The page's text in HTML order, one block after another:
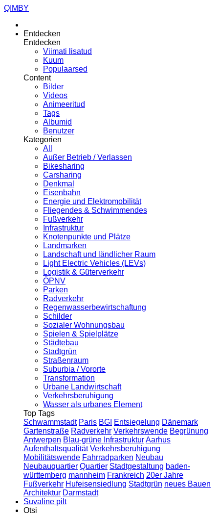
QIMBY
Entdecken
Entdecken
Viimati lisatud
Kuum
Populaarsed
Content
Bilder
Videos
Animeeritud
Tags
Albumid
Benutzer
Kategorien
All
Außer Betrieb / Verlassen
Bikesharing
Carsharing
Denkmal
Eisenbahn
Energie und Elektromobilität
Fliegendes & Schwimmendes
Fußverkehr
Infrastruktur
Knotenpunkte und Plätze
Landmarken
Landschaft und ländlicher Raum
Light Electric Vehicles (LEVs)
Logistik & Güterverkehr
ÖPNV
Parken
Radverkehr
Regenwasserbewirtschaftung
Schilder
Sozialer Wohnungsbau
Spielen & Spielplätze
Städtebau
Stadtgrün
Straßenraum
Suburbia / Vororte
Transformation
Urbane Landwirtschaft
Verkehrsberuhigung
Wasser als urbanes Element
Top Tags
Schwammstadt Paris BGI Entsiegelung Dänemark
Gartenstraße Radverkehr Verkehrswende Begrünung
Antwerpen Blau-grüne InfrastrukturAarhus
Aufenthaltsqualität Verkehrsberuhigung
Mobilitätswende Fahrradparken Neubau
Neubauquartier Quartier Stadtgestaltung baden-
württemberg mannheim Frankreich 20er Jahre
Fußverkehr Hufeisensiedlung Stadtgrün neues Bauen
Architektur Darmstadt
Suvaline pilt
Otsi